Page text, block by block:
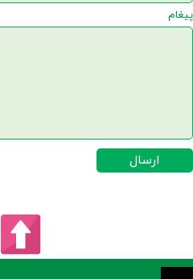
پیغام
ارسال